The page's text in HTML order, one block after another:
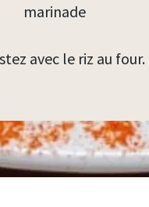
marinade
avec le riz au four.